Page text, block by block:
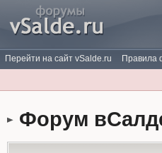
Перейти на сайт vSalde.ru Правила
Форум